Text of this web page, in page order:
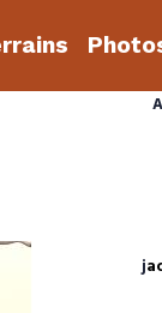
j